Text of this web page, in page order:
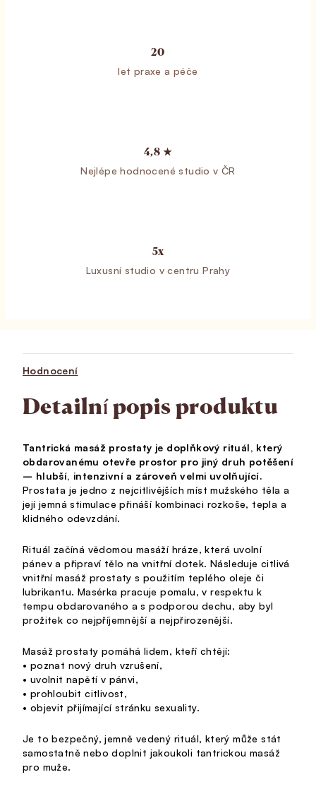
20
let praxe a péče
4,8 ★
Nejlépe hodnocené studio v ČR
5x
Luxusní studio v centru Prahy
Hodnocení
Detailní popis produktu
Tantrická masáž prostaty je doplňkový rituál, který
obdarovanému otevře prostor pro jiný druh potěšení
– hlubší, intenzivní a zároveň velmi uvolňující.
Prostata je jedno z nejcitlivějších míst mužského těla a
její jemná stimulace přináší kombinaci rozkoše, tepla a
klidného odevzdání.
Rituál začíná vědomou masáží hráze, která uvolní
pánev a připraví tělo na vnitřní dotek. Následuje citlivá
vnitřní masáž prostaty s použitím teplého oleje či
lubrikantu. Masérka pracuje pomalu, v respektu k
tempu obdarovaného a s podporou dechu, aby byl
prožitek co nejpříjemnější a nejpřirozenější.
Masáž prostaty pomáhá lidem, kteří chtějí:
• poznat nový druh vzrušení,
• uvolnit napětí v pánvi,
• prohloubit citlivost,
• objevit přijímající stránku sexuality.
Je to bezpečný, jemně vedený rituál, který může stát
samostatně nebo doplnit jakoukoli tantrickou masáž
pro muže.